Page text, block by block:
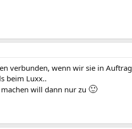
verbunden, wenn wir sie in
beim Luxx..
will dann nur zu 🙂